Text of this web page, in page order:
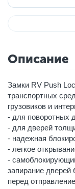
Описание
Замки RV Push
транспортных
грузовиков и
- для поворотных
- для дверей
- надежная
- легкое
-
запирание дверей
перед